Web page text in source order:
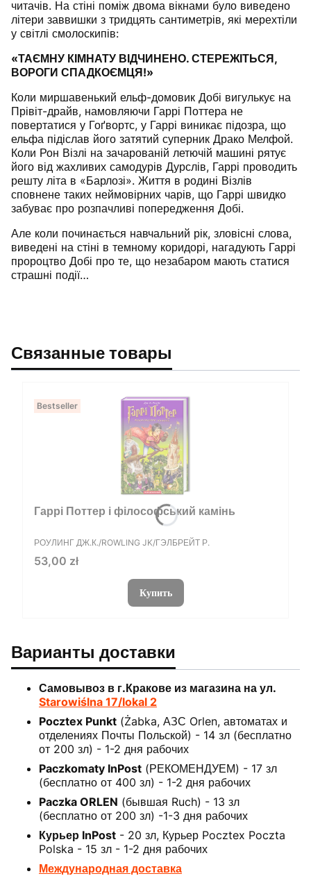
читачів. На стіні поміж двома вікнами було виведено
літери заввишки з тридцять сантиметрів, які мерехтіли
у світлі смолоскипів:
«ТАЄМНУ КІМНАТУ ВІДЧИНЕНО. СТЕРЕЖІТЬСЯ,
ВОРОГИ СПАДКОЄМЦЯ!»
Коли миршавенький ельф-домовик Добі вигулькує на
Прівіт-драйв, намовляючи Гаррі Поттера не
повертатися у Гоґвортс, у Гаррі виникає підозра, що
ельфа підіслав його затятий суперник Драко Мелфой.
Коли Рон Візлі на зачарованій летючій машині рятує
його від жахливих самодурів Дурслів, Гаррі проводить
решту літа в «Барлозі». Життя в родині Візлів
сповнене таких неймовірних чарів, що Гаррі швидко
забуває про розпачливі попередження Добі.
Але коли починається навчальний рік, зловісні слова,
виведені на стіні в темному коридорі, нагадують Гаррі
пророцтво Добі про те, що незабаром мають статися
страшні події…
Связанные товары
Bestseller
Гаррі Поттер і філософський камінь
ПРОИЗВОДИТЕЛЬ
РОУЛИНГ ДЖ.К./ROWLING JK/ГЭЛБРЕЙТ Р.
Цена
53,00 zł
Купить
Варианты доставки
Самовывоз в г.Кракове из магазина на ул.
Starowiślna 17/lokal 2
Pocztex Punkt (Żabka, АЗС Orlen, автоматах и
отделениях Почты Польской) - 14 зл (бесплатно
от 200 зл) - 1-2 дня рабочих
Paczkomaty InPost (РЕКОМЕНДУЕМ) - 17 зл
(бесплатно от 400 зл) - 1-2 дня рабочих
Paczka ORLEN (бывшая Ruch) - 13 зл
(бесплатно от 200 зл) -1-3 дня рабочих
Курьер InPost - 20 зл, Курьер Pocztex Poczta
Polska - 15 зл - 1-2 дня рабочих
Международная доставка